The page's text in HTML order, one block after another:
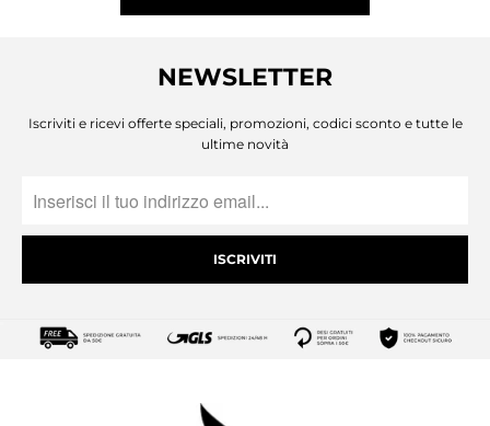
NEWSLETTER
Iscriviti e ricevi offerte speciali, promozioni, codici sconto e tutte le
ultime novità